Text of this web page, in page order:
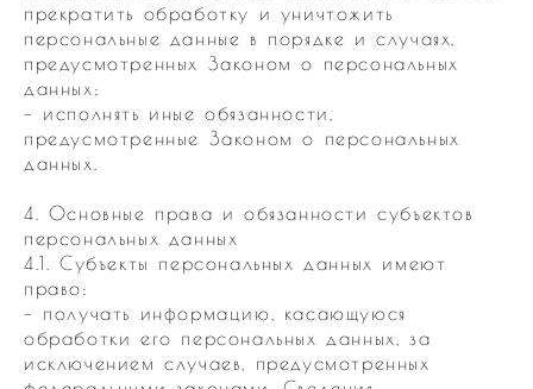
прекратить обработку и уничтожить
персональные данные в порядке и случаях,
предусмотренных Законом о персональных
данных;
– исполнять иные обязанности,
предусмотренные Законом о персональных
данных.
4. Основные права и обязанности субъектов
персональных данных
4.1. Субъекты персональных данных имеют
право:
– получать информацию, касающуюся
обработки его персональных данных, за
исключением случаев, предусмотренных